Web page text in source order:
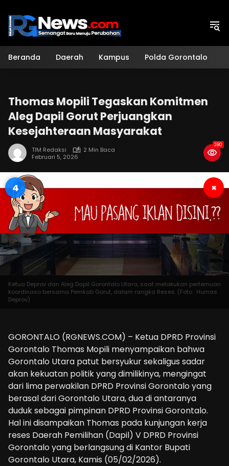
konten
Beranda Daerah Kampus Polda Gorontalo
Thomas Mopili Tegaskan Komitmen
Aleg Dapil Gorut Perjuangkan
Kesejahteraan Masyarakat
TIM Redaksi
2 Min Baca
Februari 5, 2026
280
4 ×
Ketua Deprov dan Aleg Dapil Gorontalo Utara, saat melakukan pertemuan
koordinaso bersama Pemkab Gorut, dalam rangka Reses. (Foto : Humas
Deprov)
GORONTALO (RGNEWS.COM) – Ketua DPRD Provinsi
Gorontalo Thomas Mopili menyampaikan bahwa
Gorontalo Utara patut bersyukur sekaligus sadar
akan kekuatan politik yang dimilikinya, mengingat
dari lima perwakilan DPRD Provinsi Gorontalo yang
berasal dari Gorontalo Utara, dua di antaranya
duduk sebagai pimpinan DPRD Provinsi Gorontalo.
Hal ini disampaikan Thomas pada kunjungan kerja
reses Daerah Pemilihan (Dapil) V DPRD Provinsi
Gorontalo yang berlangsung di Kantor Bupati
Gorontalo Utara, Kamis (05/02/2026).